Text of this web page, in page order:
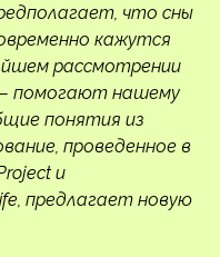
что сны
кажутся
рассмотрении
помогают нашему
понятия из
проведенное в
и
предлагает новую